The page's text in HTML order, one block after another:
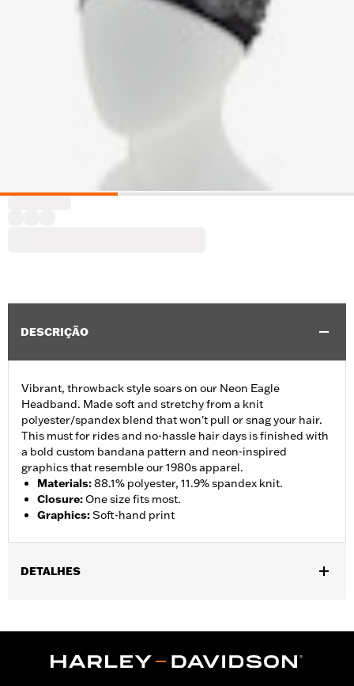
DESCRIÇÃO
Vibrant, throwback style soars on our Neon Eagle
Headband. Made soft and stretchy from a knit
polyester/spandex blend that won't pull or snag your hair.
This must for rides and no-hassle hair days is finished with
a bold custom bandana pattern and neon-inspired
graphics that resemble our 1980s apparel.
Materials:88.1% polyester, 11.9% spandex knit.
Closure:One size fits most.
Graphics:Soft-hand print
DETALHES
WARRANTY:2 year limited warranty – Go towww.h-
Imported